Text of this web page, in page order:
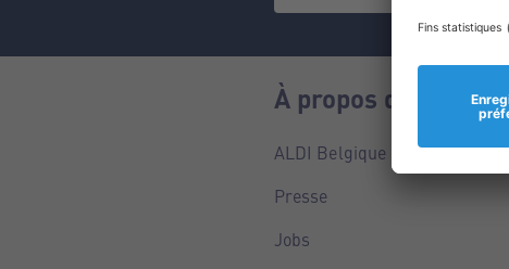
À propos de nous
ALDI Belgique
Presse
Jobs